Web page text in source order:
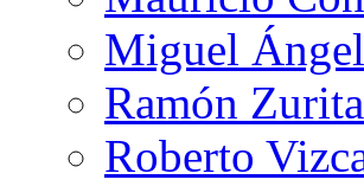
Miguel
Ramón
Roberto